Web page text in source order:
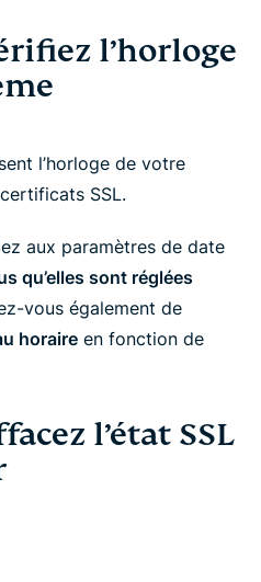
l’horloge
l’horloge de votre
SSL.
aux paramètres de date
qu’elles sont réglées
vous également de
horaire en fonction de
l’état SSL